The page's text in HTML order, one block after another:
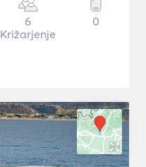
6
Križarjenje
0